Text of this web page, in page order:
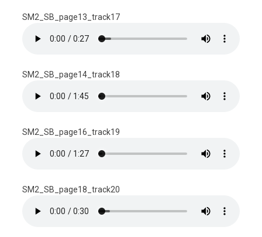
SM2_SB_page13_track17
SM2_SB_page14_track18
SM2_SB_page16_track19
SM2_SB_page18_track20